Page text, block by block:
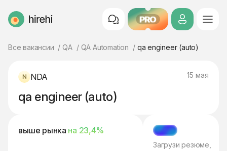
HireHi PRO
Все вакансии QA QA Automation qa engineer (auto)
NDA 15 мая
qa engineer (auto)
выше рынка на 23,4%
МЭТЧ
Загрузи резюме,